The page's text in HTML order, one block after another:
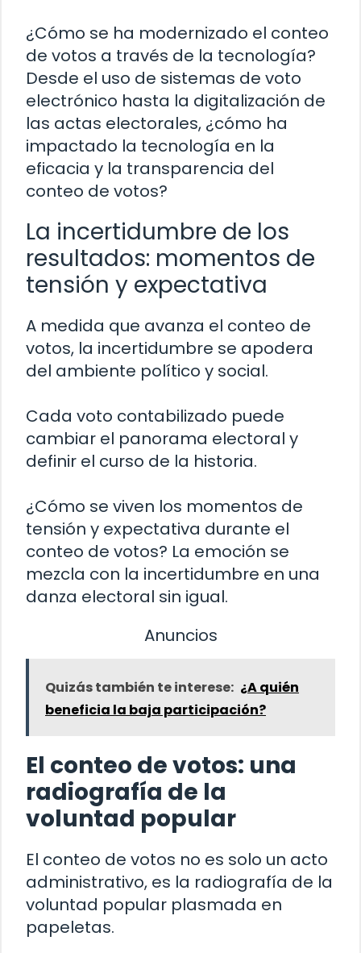
¿Cómo se ha modernizado el conteo
de votos a través de la tecnología?
Desde el uso de sistemas de voto
electrónico hasta la digitalización de
las actas electorales, ¿cómo ha
impactado la tecnología en la
eficacia y la transparencia del
conteo de votos?
La incertidumbre de los
resultados: momentos de
tensión y expectativa
A medida que avanza el conteo de
votos, la incertidumbre se apodera
del ambiente político y social.
Cada voto contabilizado puede
cambiar el panorama electoral y
definir el curso de la historia.
¿Cómo se viven los momentos de
tensión y expectativa durante el
conteo de votos? La emoción se
mezcla con la incertidumbre en una
danza electoral sin igual.
Anuncios
Quizás también te interese: ¿A quién
beneficia la baja participación?
El conteo de votos: una
radiografía de la
voluntad popular
El conteo de votos no es solo un acto
administrativo, es la radiografía de la
voluntad popular plasmada en
papeletas.